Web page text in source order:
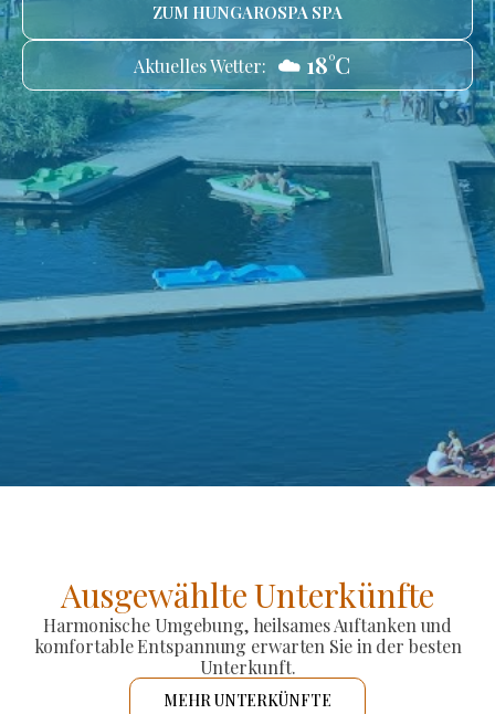
ZUM HUNGAROSPA SPA
Aktuelles Wetter: ☁️ 18°C
Ausgewählte Unterkünfte
Harmonische Umgebung, heilsames Auftanken und
komfortable Entspannung erwarten Sie in der besten
Unterkunft.
MEHR UNTERKÜNFTE